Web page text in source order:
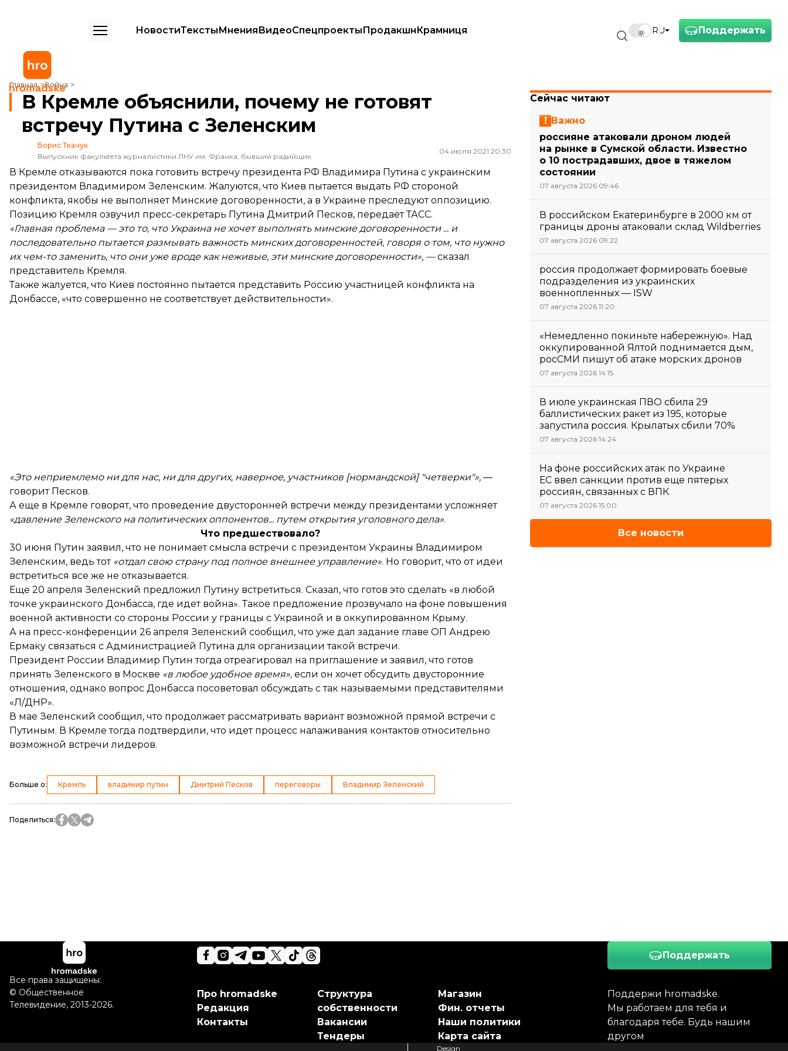
Поддержать
RU
НовостиТекстыМненияВидеоСпецпроектыПродакшнКрамниця
Главная Война
В Кремле объяснили, почему не готовят встречу Путина с Зеленским
В Кремле объяснили, почему не готовят
встречу Путина с Зеленским
Борис Ткачук
Выпускник факультета журналистики ЛНУ им. Франка, бывший радийщик
04 июля 2021 20:30
В Кремле отказываются пока готовить встречу президента РФ Владимира Путина с украинским
президентом Владимиром Зеленским. Жалуются, что Киев пытается выдать РФ стороной
конфликта, якобы не выполняет Минские договоренности, а в Украине преследуют оппозицию.
Позицию Кремля озвучил пресс-секретарь Путина Дмитрий Песков, передаетТАСС.
«Главная проблема — это то, что Украина не хочет выполнять минские договоренности ... и
последовательно пытается размывать важность минских договоренностей, говоря о том, что нужно
их чем-то заменить, что они уже вроде как неживые, эти минские договоренности», —сказал
представитель Кремля.
Также жалуется, что Киев постоянно пытается представить Россию участницей конфликта на
Донбассе, «что совершенно не соответствует действительности».
«Это неприемлемо ни для нас, ни для других, наверное, участников [нормандской] "четверки"», —
говорит Песков.
А еще в Кремле говорят, что проведение двусторонней встречи между президентами усложняет
«давление Зеленского на политических оппонентов... путем открытия уголовного дела».
Что предшествовало?
30 июня Путин заявил, что не понимает смысла встречи с президентом Украины Владимиром
Зеленским, ведь тот «отдал свою страну под полное внешнее управление». Но говорит, что от идеи
встретиться все же не отказывается.
Еще 20 апреля Зеленский предложил Путину встретиться. Сказал, что готов это сделать «в любой
точке украинского Донбасса, где идет война». Такое предложение прозвучало на фоне повышения
военной активности со стороны России у границы с Украиной и в оккупированном Крыму.
А на пресс-конференции 26 апреля Зеленский сообщил, что уже дал задание главе ОП Андрею
Ермаку связаться с Администрацией Путина для организации такой встречи.
Президент России Владимир Путин тогда отреагировал на приглашение и заявил, что готов
принять Зеленского в Москве «в любое удобное время», если он хочет обсудить двусторонние
отношения, однако вопрос Донбасса посоветовал обсуждать с так называемыми представителями
«Л/ДНР».
В мае Зеленский сообщил, что продолжает рассматривать вариантвозможной прямой встречи с
Путиным. В Кремле тогда подтвердили, что идет процесс налаживания контактов относительно
возможной встречи лидеров.
Больше о: Кремль владимир путин Дмитрий Песков переговоры Владимир Зеленский
Поделиться:
Сейчас читают
Важно
россияне атаковали дроном людей
на рынке в Сумской области. Известно
о 10 пострадавших, двое в тяжелом
состоянии
07 августа 2026 09:46
В российском Екатеринбурге в 2000 км от
границы дроны атаковали склад Wildberries
07 августа 2026 09:22
россия продолжает формировать боевые
подразделения из украинских
военнопленных — ISW
07 августа 2026 11:20
«Немедленно покиньте набережную». Над
оккупированной Ялтой поднимается дым,
росСМИ пишут об атаке морских дронов
07 августа 2026 14:15
В июле украинская ПВО сбила 29
баллистических ракет из 195, которые
запустила россия. Крылатых сбили 70%
07 августа 2026 14:24
На фоне российских атак по Украине
ЕС ввел санкции против еще пятерых
россиян, связанных с ВПК
07 августа 2026 15:00
Все новости
Поддержать
Поддержи hromadske.
Мы работаем для тебя и
благодаря тебе. Будь нашим
другом
Про hromadske
Редакция
Контакты
Структура
собственности
Вакансии
Тендеры
Магазин
Фин. отчеты
Наши политики
Карта сайта
Все права защищены:
© Общественное
Телевидение, 2013-2026.
Design